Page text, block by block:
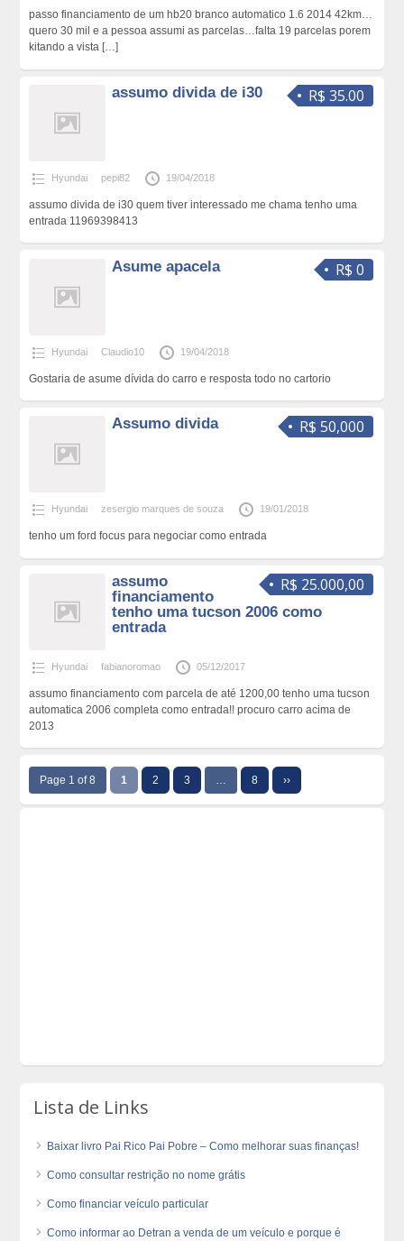
passo financiamento de um hb20 branco automatico 1.6 2014 42km…
quero 30 mil e a pessoa assumi as parcelas…falta 19 parcelas porem
kitando a vista […]
R$ 35.00
assumo divida de i30
Hyundai pepi82 19/04/2018
assumo divida de i30 quem tiver interessado me chama tenho uma
entrada 11969398413
R$ 0
Asume apacela
Hyundai Claudio10 19/04/2018
Gostaria de asume dívida do carro e resposta todo no cartorio
R$ 50,000
Assumo divida
Hyundai zesergio marques de souza 19/01/2018
tenho um ford focus para negociar como entrada
R$ 25.000,00
assumo
financiamento
tenho uma tucson 2006 como
entrada
Hyundai fabianoromao 05/12/2017
assumo financiamento com parcela de até 1200,00 tenho uma tucson
automatica 2006 completa como entrada!! procuro carro acima de
2013
Page 1 of 8 1 2 3 … 8 ››
Lista de Links
Baixar livro Pai Rico Pai Pobre – Como melhorar suas finanças!
Como consultar restrição no nome grátis
Como financiar veículo particular
Como informar ao Detran a venda de um veículo e porque é